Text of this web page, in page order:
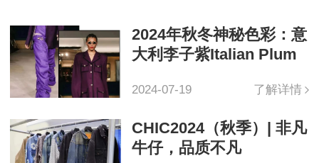
2024年秋冬神秘色彩：意
大利李子紫Italian Plum
2024-07-19 了解详情
CHIC2024（秋季）| 非凡
牛仔，品质不凡